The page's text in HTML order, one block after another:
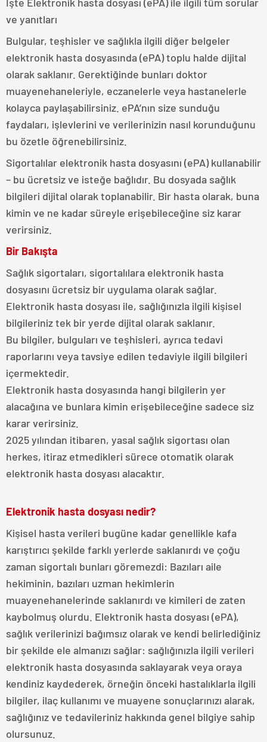
ve yanıtları
Bulgular, teşhisler ve sağlıkla ilgili diğer belgeler
elektronik hasta dosyasında (ePA) toplu halde dijital
olarak saklanır. Gerektiğinde bunları doktor
muayenehaneleriyle, eczanelerle veya hastanelerle
kolayca paylaşabilirsiniz. ePA’nın size sunduğu
faydaları, işlevlerini ve verilerinizin nasıl korunduğunu
bu özetle öğrenebilirsiniz.
Sigortalılar elektronik hasta dosyasını (ePA) kullanabilir
– bu ücretsiz ve isteğe bağlıdır. Bu dosyada sağlık
bilgileri dijital olarak toplanabilir. Bir hasta olarak, buna
kimin ve ne kadar süreyle erişebileceğine siz karar
verirsiniz.
Bir Bakışta
Sağlık sigortaları, sigortalılara elektronik hasta
dosyasını ücretsiz bir uygulama olarak sağlar.
Elektronik hasta dosyası ile, sağlığınızla ilgili kişisel
bilgileriniz tek bir yerde dijital olarak saklanır.
Bu bilgiler, bulguları ve teşhisleri, ayrıca tedavi
raporlarını veya tavsiye edilen tedaviyle ilgili bilgileri
içermektedir.
Elektronik hasta dosyasında hangi bilgilerin yer
alacağına ve bunlara kimin erişebileceğine sadece siz
karar verirsiniz.
2025 yılından itibaren, yasal sağlık sigortası olan
herkes, itiraz etmedikleri sürece otomatik olarak
elektronik hasta dosyası alacaktır.
Elektronik hasta dosyası nedir?
Kişisel hasta verileri bugüne kadar genellikle kafa
karıştırıcı şekilde farklı yerlerde saklanırdı ve çoğu
zaman sigortalı bunları göremezdi: Bazıları aile
hekiminin, bazıları uzman hekimlerin
muayenehanelerinde saklanırdı ve kimileri de zaten
kaybolmuş olurdu. Elektronik hasta dosyası (ePA),
sağlık verilerinizi bağımsız olarak ve kendi belirlediğiniz
bir şekilde ele almanızı sağlar: sağlığınızla ilgili verileri
elektronik hasta dosyasında saklayarak veya oraya
kendiniz kaydederek, örneğin önceki hastalıklarla ilgili
bilgiler, ilaç kullanımı ve muayene sonuçlarınızı alarak,
sağlığınız ve tedavileriniz hakkında genel bilgiye sahip
olursunuz.